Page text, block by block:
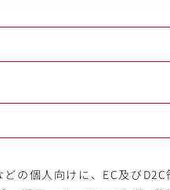
の個人向けに、EC及び